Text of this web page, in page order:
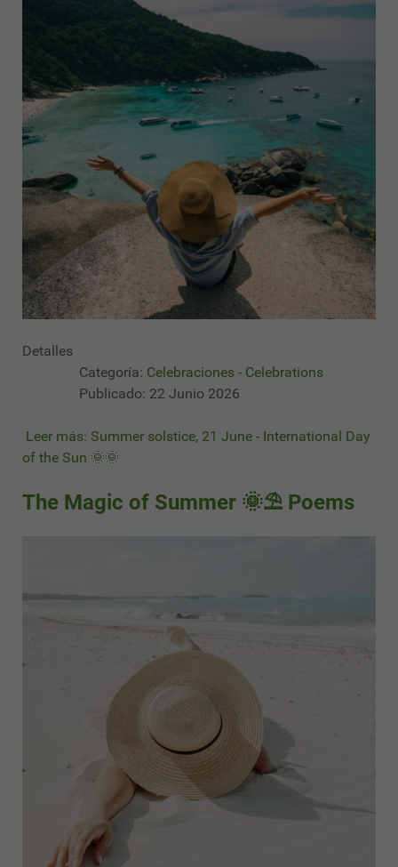
Detalles
Categoría: Celebraciones - Celebrations
Publicado: 22 Junio 2026
Leer más: Summer solstice, 21 June - International Day
of the Sun 🌞🌞
The Magic of Summer 🌞⛱ Poems